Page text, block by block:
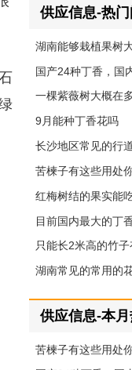
供应信息-热
湖南能够栽植果树
国产24种丁香，国
一棵紫薇树大概在
9月能种丁香花吗
长沙地区常见的行
苦楝子有这些用处
红梅树结的果实能
目前国内最大的丁
只能长2米高的竹
湖南常见的常用的
供应信息-本月
苦楝子有这些用处